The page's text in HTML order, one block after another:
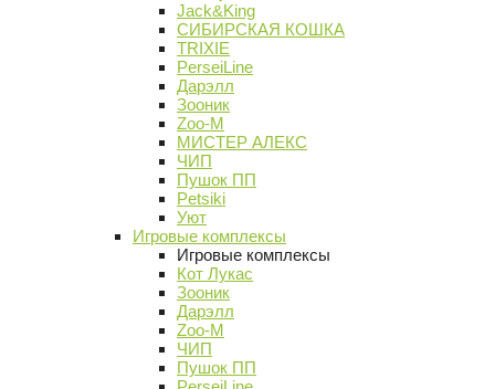
Jack&King
СИБИРСКАЯ КОШКА
TRIXIE
PerseiLine
Дарэлл
Зооник
Zoo-M
МИСТЕР АЛЕКС
ЧИП
Пушок ПП
Petsiki
Уют
Игровые комплексы
Игровые комплексы
Кот Лукас
Зооник
Дарэлл
Zoo-M
ЧИП
Пушок ПП